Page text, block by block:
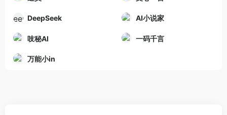
DeepSeek AI小说家
吱秘AI 一码千言
万能小in